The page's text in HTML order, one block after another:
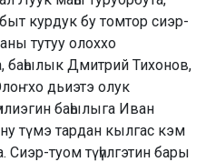
курдук бу томтор сиэр-
тутуу олоххо
баһылык Дмитрий Тихонов,
дьиэтэ олук
баһылыга Иван
түмэ тардан кылгас кэм
Сиэр-туом түһүлгэтин бары